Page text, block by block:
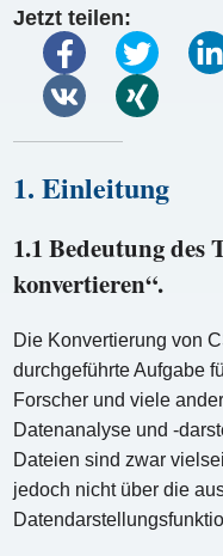
Jetzt teilen:
1. Einleitung
1.1 Bedeutung des
konvertieren“.
Die Konvertierung von
durchgeführte Aufgabe
Forscher und viele
Datenanalyse und -
Dateien sind zwar
jedoch nicht über die